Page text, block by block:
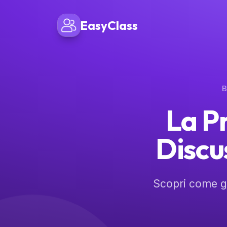
EasyClass
La
Scopri come